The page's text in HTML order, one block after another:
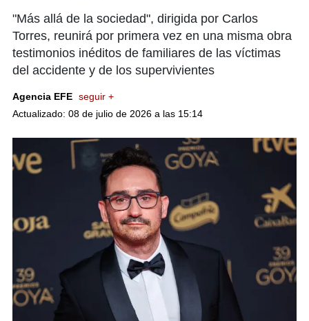
"Más allá de la sociedad", dirigida por Carlos
Torres, reunirá por primera vez en una misma obra
testimonios inéditos de familiares de las víctimas
del accidente y de los supervivientes
Agencia EFE seguir +
Actualizado: 08 de julio de 2026 a las 15:14